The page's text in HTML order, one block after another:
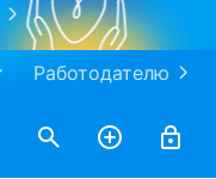
Работодателю